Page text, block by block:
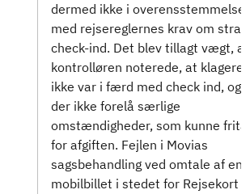
dermed ikke i overensstemmelse
med rejsereglernes krav om
check-ind. Det blev tillagt vægt, at
kontrolløren noterede, at klageren
ikke var i færd med check ind, og
der ikke forelå særlige
omstændigheder, som kunne
for afgiften. Fejlen i Movias
sagsbehandling ved omtale af en
mobilbillet i stedet for Rejsekort